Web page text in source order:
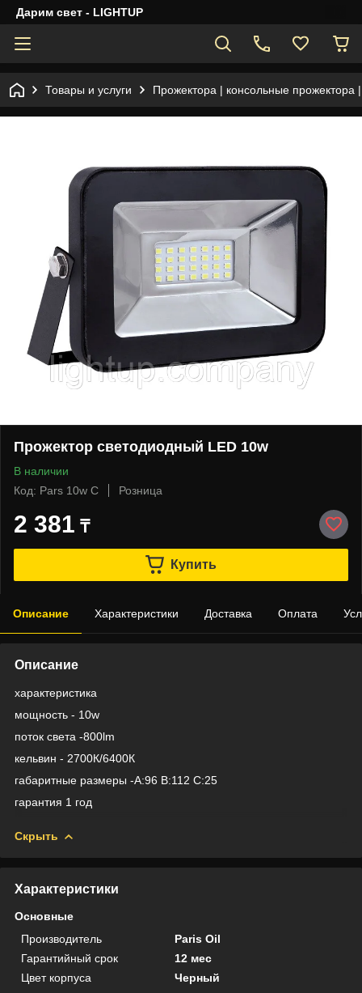
Дарим свет - LIGHTUP
Товары и услуги Прожектора | консольные прожектора
Прожектор светодиодный LED 10w
В наличии
Код: Pars 10w С
Розница
2 381 ₸
Купить
Описание Характеристики Доставка Оплата
Описание
характеристика
мощность - 10w
поток света -800lm
кельвин - 2700К/6400К
габаритные размеры -A:96 B:112 C:25
гарантия 1 год
Скрыть
Характеристики
Основные
Производитель
Paris Oil
Гарантийный срок
12 мес
Цвет корпуса
Черный